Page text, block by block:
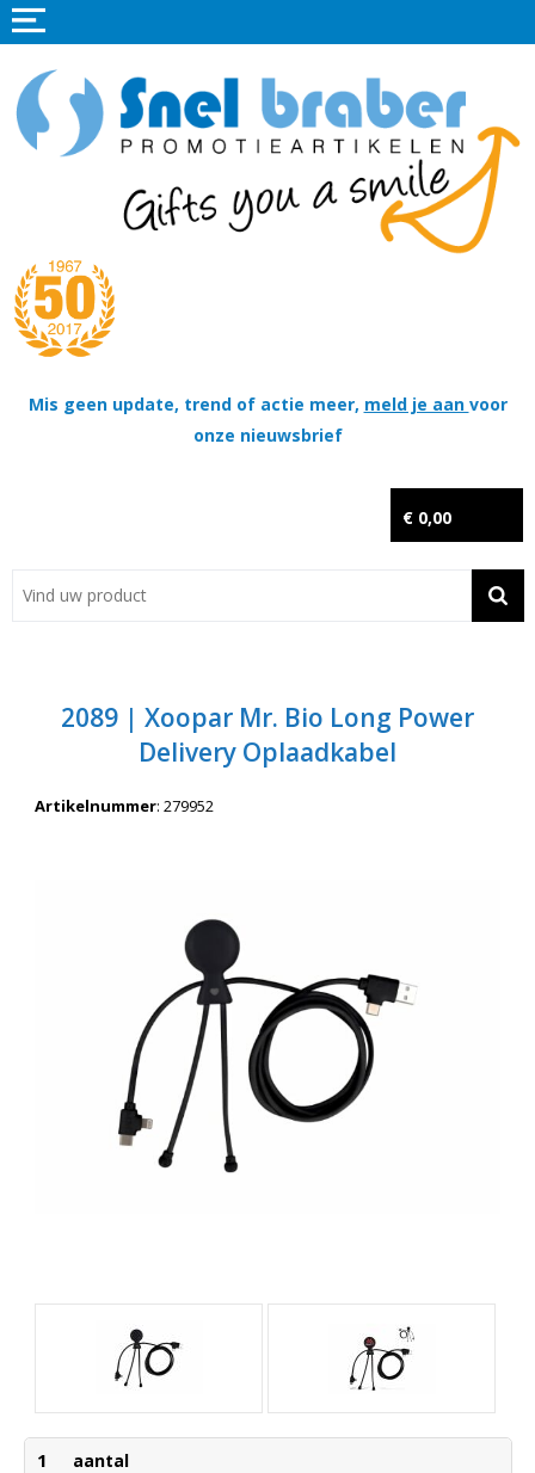
Mis geen update, trend of actie meer, meld je aan voor
onze nieuwsbrief
€ 0,00
Home
Promotieartikelen
Tassen
Thema's
Contact
Wil je snel een advies? Bel nu 053-7920045 of 06-55731304
2089 | Xoopar Mr. Bio Long Power
Delivery Oplaadkabel
Artikelnummer: 279952
1 aantal